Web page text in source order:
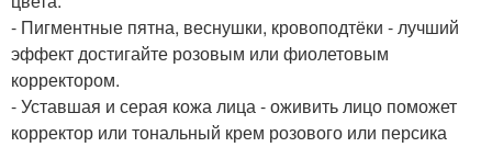
- Пигментные пятна, веснушки, кровоподтёки - лучший
эффект достигайте розовым или фиолетовым
корректором.
- Уставшая и серая кожа лица - оживить лицо поможет
корректор или тональный крем розового или персика